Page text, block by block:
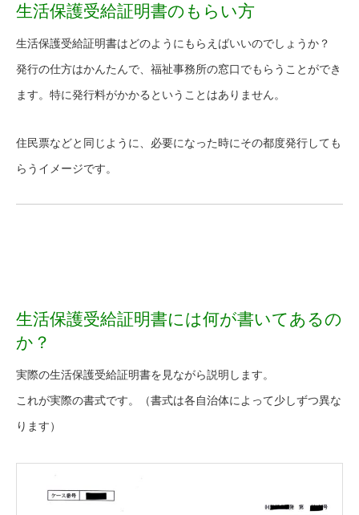
生活保護受給証明書のもらい方
生活保護受給証明書はどのようにもらえばいいのでしょうか？
発行の仕方はかんたんで、福祉事務所の窓口でもらうことができ
ます。特に発行料がかかるということはありません。
住民票などと同じように、必要になった時にその都度発行しても
らうイメージです。
生活保護受給証明書には何が書いてあるの
か？
実際の生活保護受給証明書を見ながら説明します。
これが実際の書式です。（書式は各自治体によって少しずつ異な
ります）